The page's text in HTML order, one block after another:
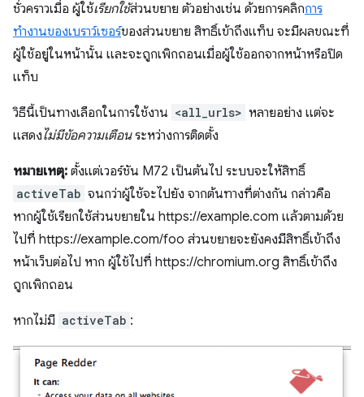
ชั่วคราวเมื่อ ผู้ใช้เรียกใช้ส่วนขยาย ตัวอย่างเช่น ด้วยการคลิกการ
ทำงานของเบราว์เซอร์ของส่วนขยาย สิทธิ์เข้าถึงแท็บ จะมีผลขณะที่
ผู้ใช้อยู่ในหน้านั้น และจะถูกเพิกถอนเมื่อผู้ใช้ออกจากหน้าหรือปิด
แท็บ
วิธีนี้เป็นทางเลือกในการใช้งาน <all_urls> หลายอย่าง แต่จะ
แสดงไม่มีข้อความเตือนระหว่างการติดตั้ง
หมายเหตุ: ตั้งแต่เวอร์ชัน M72 เป็นต้นไป ระบบจะให้สิทธิ์
activeTab จนกว่าผู้ใช้จะไปยัง จากต้นทางที่ต่างกัน กล่าวคือ
หากผู้ใช้เรียกใช้ส่วนขยายใน https://example.com แล้วตามด้วย
ไปที่ https://example.com/foo ส่วนขยายจะยังคงมีสิทธิ์เข้าถึง
หน้าเว็บต่อไป หาก ผู้ใช้ไปที่ https://chromium.org สิทธิ์เข้าถึง
ถูกเพิกถอน
หากไม่มี activeTab :